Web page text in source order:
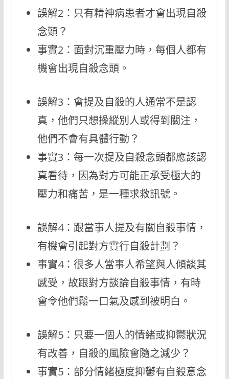
誤解2：只有精神病患者才會出現自殺
念頭？
事實2：面對沉重壓力時，每個人都有
機會出現自殺念頭。
誤解3：會提及自殺的人通常不是認
真，他們只想操縱別人或得到關注，
他們不會有具體行動？
事實3：每一次提及自殺念頭都應該認
真看待，因為對方可能正承受極大的
壓力和痛苦，是一種求救訊號。
誤解4：跟當事人提及有關自殺事情，
有機會引起對方實行自殺計劃？
事實4：很多人當事人希望與人傾談其
感受，故跟對方談論自殺事情，有時
會令他們鬆一口氣及感到被明白。
誤解5：只要一個人的情緒或抑鬱狀況
有改善，自殺的風險會隨之減少？
事實5：部分情緒極度抑鬱有自殺意念